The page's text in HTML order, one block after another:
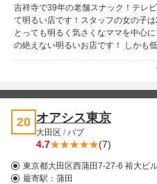
吉祥寺で39年の老舗スナック！テレ
て明るい店です！スタッフの女の子
とっても明るく気さくなママを中心
の絶えない明るいお店です！ しかも低料金だから安心して長時間飲んで歌
ワイやるのも良しの「ザ・スナック
20 オアシス東京
大田区 / パブ
4.7 (7)
東京都大田区西蒲田7-27-6 裕大ビ
最寄駅： 蒲田